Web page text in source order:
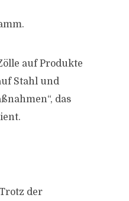
auf Produkte
Stahl und
das
der